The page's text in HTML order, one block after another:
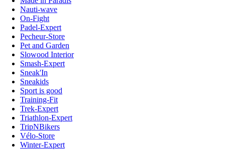
Nauti-wave
On-Fight
Padel-Expert
Pecheur-Store
Pet and Garden
Slowood Interior
Smash-Expert
Sneak'In
Sneakids
Sport is good
Training-Fit
Trek-Expert
Triathlon-Expert
TripNBikers
Vélo-Store
Winter-Expert